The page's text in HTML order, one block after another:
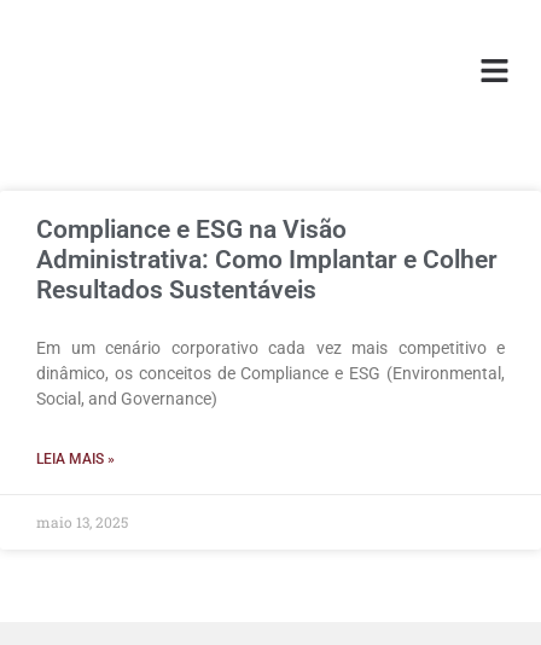
Compliance e ESG na Visão
Administrativa: Como Implantar e Colher
Resultados Sustentáveis
Em um cenário corporativo cada vez mais competitivo e
dinâmico, os conceitos de Compliance e ESG (Environmental,
Social, and Governance)
LEIA MAIS »
maio 13, 2025